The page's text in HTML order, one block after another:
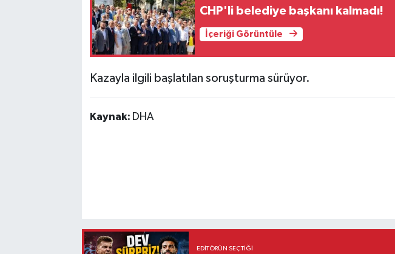
CHP'li belediye başkanı kalmadı!
İçeriği Görüntüle
Kazayla ilgili başlatılan soruşturma sürüyor.
Kaynak: DHA
EDITÖRÜN SEÇTIĞI